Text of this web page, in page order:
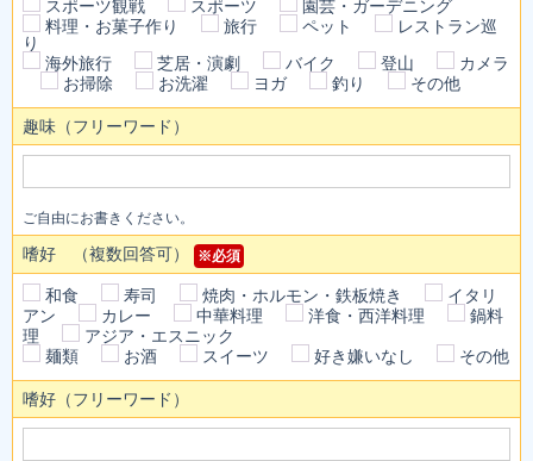
スポーツ観戦
スポーツ
園芸・ガーデニング
料理・お菓子作り
旅行 ペット
レストラン巡
り
海外旅行
芝居・演劇 バイク 登山
カメラ
お掃除
お洗濯 ヨガ 釣り その他
趣味（フリーワード）
ご自由にお書きください。
嗜好 （複数回答可） ※必須
和食 寿司 焼肉・ホルモン・鉄板焼き
イタリ
アン
カレー 中華料理 洋食・西洋料理
鍋料
理
アジア・エスニック
麺類
お酒 スイーツ 好き嫌いなし その他
嗜好（フリーワード）